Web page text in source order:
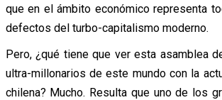
que en el ámbito económico representa
defectos del turbo-capitalismo moderno.
Pero, ¿qué tiene que ver esta asamblea
ultra-millonarios de este mundo con la
chilena? Mucho. Resulta que uno de los